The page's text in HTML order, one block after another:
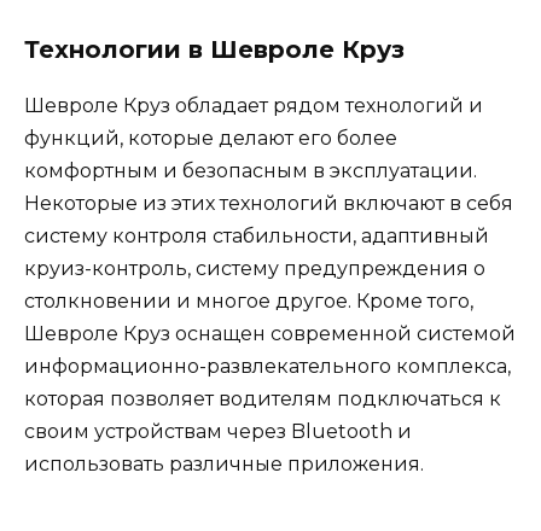
Технологии в Шевроле Круз
Шевроле Круз обладает рядом технологий и
функций, которые делают его более
комфортным и безопасным в эксплуатации.
Некоторые из этих технологий включают в себя
систему контроля стабильности, адаптивный
круиз-контроль, систему предупреждения о
столкновении и многое другое. Кроме того,
Шевроле Круз оснащен современной системой
информационно-развлекательного комплекса,
которая позволяет водителям подключаться к
своим устройствам через Bluetooth и
использовать различные приложения.